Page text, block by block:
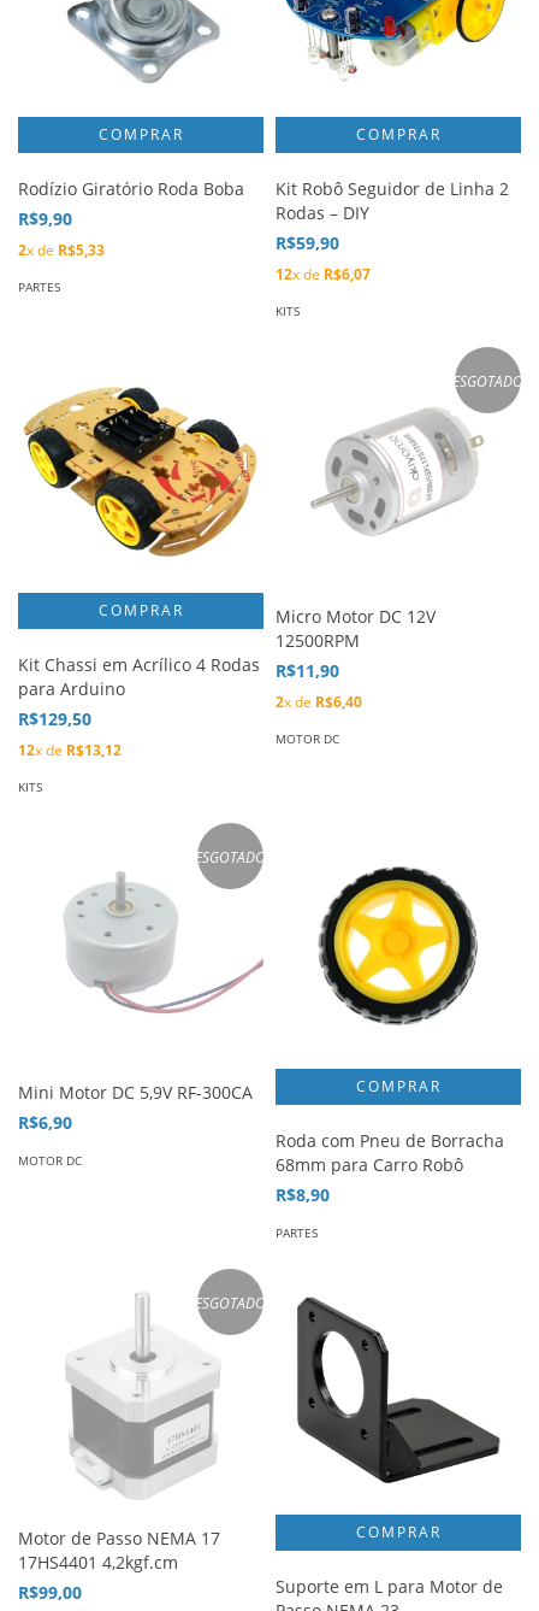
Rodízio Giratório Roda Boba
R$9,90
2x de R$5,33
PARTES
Kit Robô Seguidor de Linha 2
Rodas – DIY
R$59,90
12x de R$6,07
KITS
Kit Chassi em Acrílico 4 Rodas
para Arduino
R$129,50
12x de R$13,12
KITS
ESGOTADO
Micro Motor DC 12V
12500RPM
R$11,90
2x de R$6,40
MOTOR DC
ESGOTADO
Mini Motor DC 5,9V RF-300CA
R$6,90
MOTOR DC
Roda com Pneu de Borracha
68mm para Carro Robô
R$8,90
PARTES
ESGOTADO
Motor de Passo NEMA 17
17HS4401 4,2kgf.cm
R$99,00
Suporte em L para Motor de